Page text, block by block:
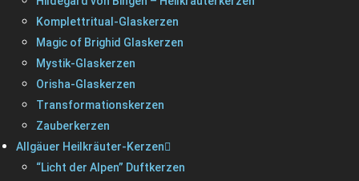
Komplettritual-Glaskerzen
Magic of Brighid Glaskerzen
Mystik-Glaskerzen
Orisha-Glaskerzen
Transformationskerzen
Zauberkerzen
Allgäuer Heilkräuter-Kerzen
“Licht der Alpen” Duftkerzen